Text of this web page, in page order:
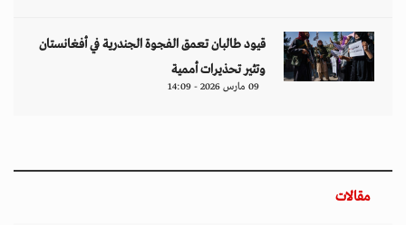
قيود طالبان تعمق الفجوة الجندرية في أفغانستان
وتثير تحذيرات أممية
09 مارس 2026 - 14:09
مقالات